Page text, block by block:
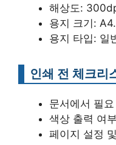
해상도:
용지 크기:
용지 타입: 일
인쇄 전 체크리
문서에서 필
색상 출력 여
페이지 설정